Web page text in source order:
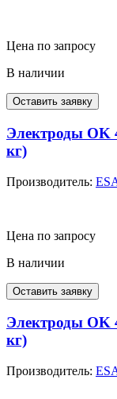
Цена по запросу
В наличии
Оставить заявку
Электроды OK
кг)
Производитель:
Цена по запросу
В наличии
Оставить заявку
Электроды OK
кг)
Производитель: